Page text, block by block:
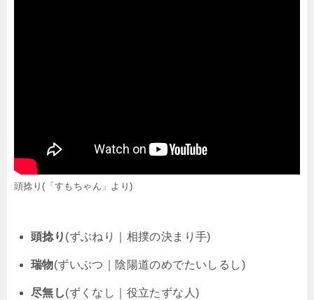
頭捻り(「すもちゃん」より)
頭捻り (ずぶねり｜相撲の決まり手)
瑞物(ずいぶつ｜陰陽道のめでたいしるし)
尽無し(ずくなし｜役立たずな人)